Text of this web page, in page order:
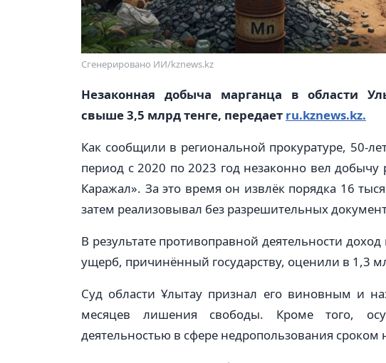
Сгенерировано ИИ/kznews.kz
Незаконная добыча марганца в области
свыше 3,5 млрд тенге, передает ru.kznews.kz.
Как сообщили в региональной прокуратуре, 50-
период с 2020 по 2023 год незаконно вел
Каражал». За это время он извлёк порядка 16
затем реализовывал без разрешительных
В результате противоправной деятельности
ущерб, причинённый государству, оценили в 1,3
Суд области Ұлытау признал его виновным и
месяцев лишения свободы. Кроме того,
деятельностью в сфере недропользования сроком